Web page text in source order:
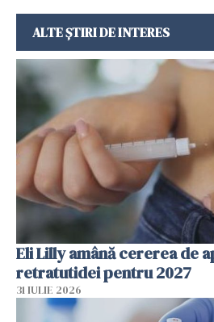
ALTE ȘTIRI DE INTERES
Eli Lilly amână cererea de
retratutidei pentru 2027
31 IULIE 2026